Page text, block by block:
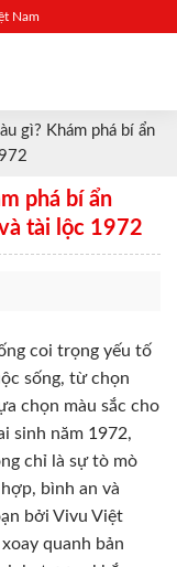
Nam
gì? Khám phá bí ẩn
phá bí ẩn
tài lộc 1972
coi trọng yếu tố
sống, từ chọn
chọn màu sắc cho
sinh năm 1972,
chỉ là sự tò mò
bình an và
bởi Vivu Việt
quanh bản